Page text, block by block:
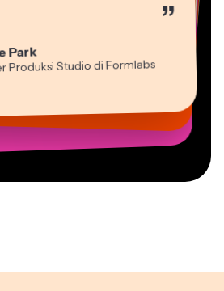
”
Park
Produksi Studio di Formlabs
Darby
di
Papagapiou
Peng
Konten
Rae
Ball
Freelance Virtual